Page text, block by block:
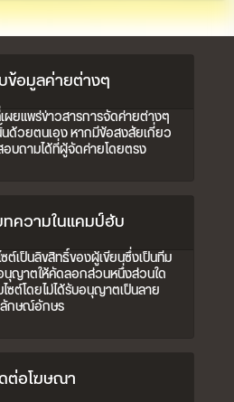
ข้อมูลค่ายต่างๆ
ผยแพร่ข่าวสารการจัดค่ายต่างๆ
ด้วยตนเอง หากมีข้อสงสัยเกี่ยว
บถามได้ที่ผู้จัดค่ายโดยตรง
ความในแคมป์ฮับ
ต์เป็นลิขสิทธิ์ของผู้เขียนซึ่งเป็นทีม
นุญาตให้คัดลอกส่วนหนึ่งส่วนใด
ซต์โดยไม่ได้รับอนุญาตเป็นลาย
ลักษณ์อักษร
ต่อโฆษณา